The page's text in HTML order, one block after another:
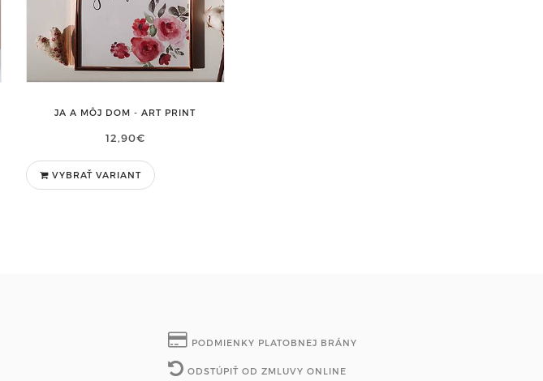
JA A MÔJ DOM - ART PRINT
12,90€
VYBRAŤ VARIANT
PODMIENKY PLATOBNEJ BRÁNY
ODSTÚPIŤ OD ZMLUVY ONLINE